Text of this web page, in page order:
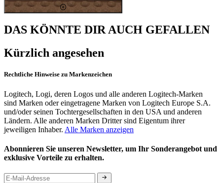
DAS KÖNNTE DIR AUCH GEFALLEN
Kürzlich angesehen
Rechtliche Hinweise zu Markenzeichen
Logitech, Logi, deren Logos und alle anderen Logitech-Marken
sind Marken oder eingetragene Marken von Logitech Europe S.A.
und/oder seinen Tochtergesellschaften in den USA und anderen
Ländern. Alle anderen Marken Dritter sind Eigentum ihrer
jeweiligen Inhaber. Alle Marken anzeigen
Abonnieren Sie unseren Newsletter, um Ihr Sonderangebot und
exklusive Vorteile zu erhalten.